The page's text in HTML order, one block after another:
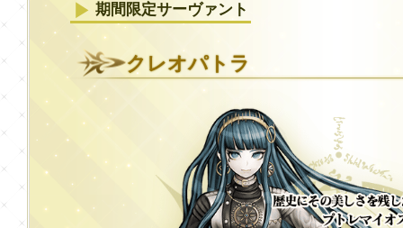
期間限定サーヴァント
クレオパトラ